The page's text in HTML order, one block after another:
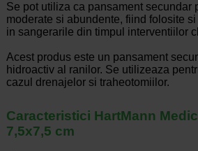
Se pot utiliza ca pansament secundar
moderate si abundente, fiind folosite
in sangerarile din timpul interventiilor
Acest produs este un pansament
hidroactiv al ranilor. Se utilizeaza
cazul drenajelor si traheotomiilor.
Caracteristici HartMann
7,5x7,5 cm